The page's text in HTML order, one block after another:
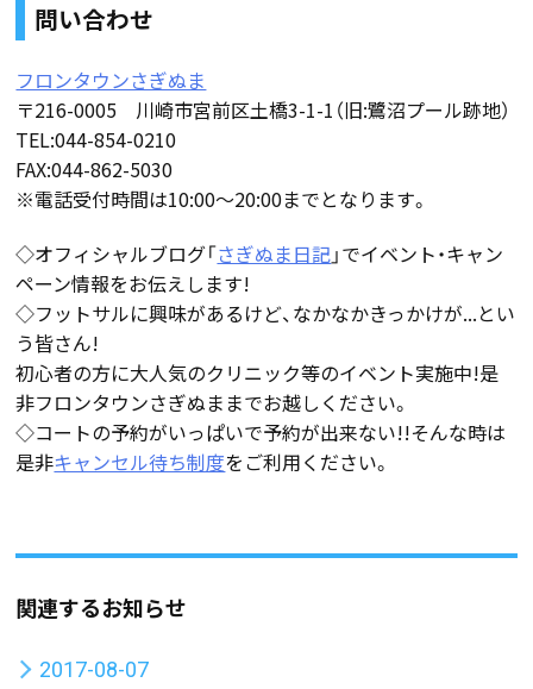
問い合わせ
フロンタウンさぎぬま
〒216-0005 川崎市宮前区土橋3-1-1（旧:鷺沼プール跡地）
TEL:044-854-0210
FAX:044-862-5030
※電話受付時間は10:00〜20:00までとなります。
◇オフィシャルブログ「さぎぬま日記」でイベント・キャン
ペーン情報をお伝えします!
◇フットサルに興味があるけど、なかなかきっかけが...とい
う皆さん!
初心者の方に大人気のクリニック等のイベント実施中!是
非フロンタウンさぎぬままでお越しください。
◇コートの予約がいっぱいで予約が出来ない!!そんな時は
是非キャンセル待ち制度をご利用ください。
関連するお知らせ
2017-08-07